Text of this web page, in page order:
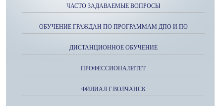
ЧАСТО ЗАДАВАЕМЫЕ ВОПРОСЫ
ОБУЧЕНИЕ ГРАЖДАН ПО ПРОГРАММАМ ДПО И ПО
ДИСТАНЦИОННОЕ ОБУЧЕНИЕ
ПРОФЕССИОНАЛИТЕТ
ФИЛИАЛ Г.ВОЛЧАНСК